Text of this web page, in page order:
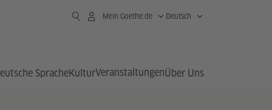
Mein Goethe.de Deutsch
SpracheKulturVeranstaltungenÜber Uns